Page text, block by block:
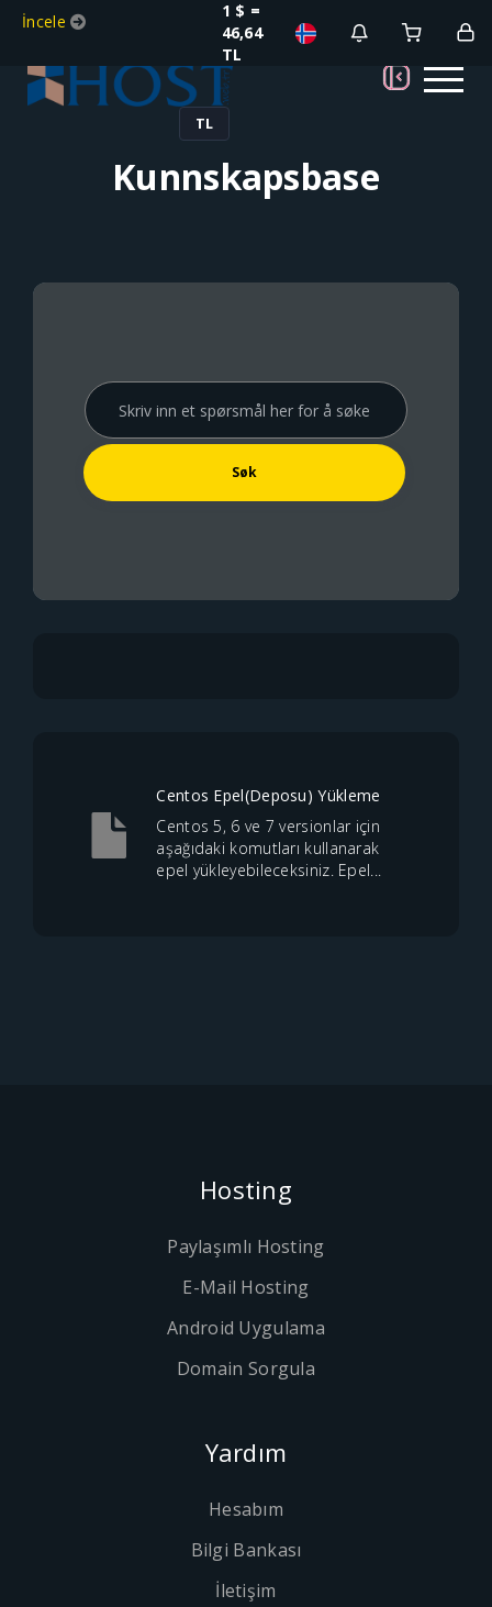
İncele
1 $ =
46,64
TL
TL
Kunnskapsbase
Centos Epel(Deposu) Yükleme
Centos 5, 6 ve 7 versionlar için
aşağıdaki komutları kullanarak
epel yükleyebileceksiniz. Epel...
Hosting
Paylaşımlı Hosting
E-Mail Hosting
Android Uygulama
Domain Sorgula
Yardım
Hesabım
Bilgi Bankası
İletişim